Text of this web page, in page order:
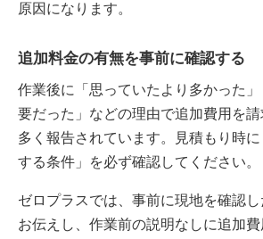
原因になります。
追加料金の有無を事前に確認する
作業後に「思っていたより多かった
要だった」などの理由で追加費用を
多く報告されています。見積もり時
する条件」を必ず確認してください。
ゼロプラスでは、事前に現地を確認
お伝えし、作業前の説明なしに追加